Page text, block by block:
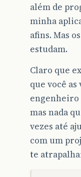
além de
minha
afins. Mas
estudam.
Claro que
que você
engenheiro
mas nada
vezes até
com um
te